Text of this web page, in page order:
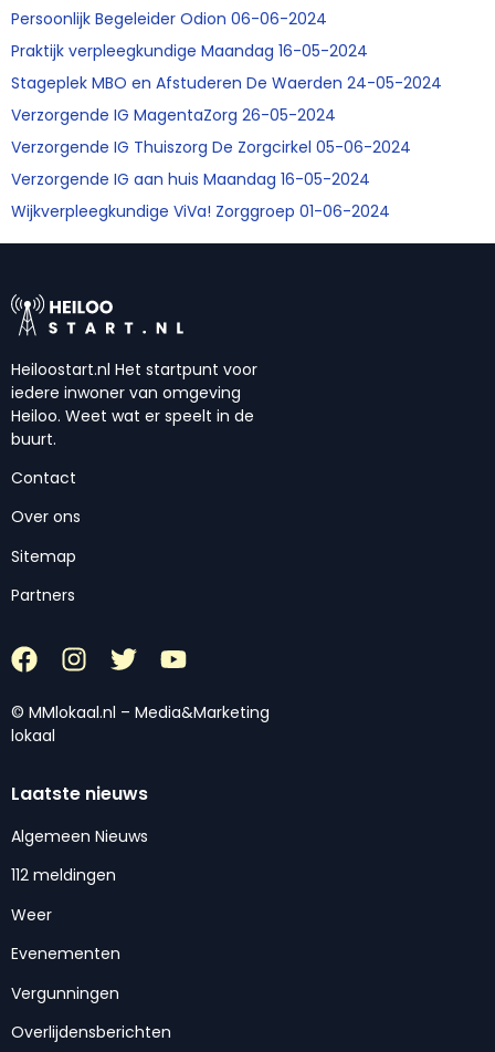
Persoonlijk Begeleider Odion 06-06-2024
Praktijk verpleegkundige Maandag 16-05-2024
Stageplek MBO en Afstuderen De Waerden 24-05-2024
Verzorgende IG MagentaZorg 26-05-2024
Verzorgende IG Thuiszorg De Zorgcirkel 05-06-2024
Verzorgende IG aan huis Maandag 16-05-2024
Wijkverpleegkundige ViVa! Zorggroep 01-06-2024
Heiloostart.nl Het startpunt voor
iedere inwoner van omgeving
Heiloo. Weet wat er speelt in de
buurt.
Contact
Over ons
Sitemap
Partners
© MMlokaal.nl – Media&Marketing
lokaal
Laatste nieuws
Algemeen Nieuws
112 meldingen
Weer
Evenementen
Vergunningen
Overlijdensberichten